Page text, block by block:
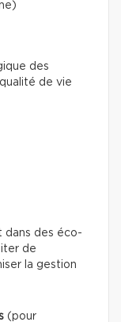
des
de vie
dans des éco-
de
la gestion
(pour